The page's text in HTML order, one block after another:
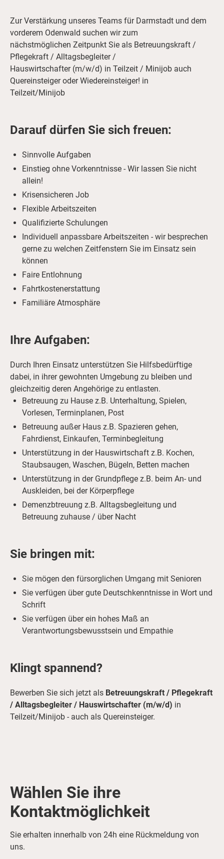
Zur Verstärkung unseres Teams für Darmstadt und dem
vorderem Odenwald suchen wir zum
nächstmöglichen Zeitpunkt Sie als Betreuungskraft /
Pflegekraft / Alltagsbegleiter /
Hauswirtschafter (m/w/d) in Teilzeit / Minijob auch
Quereinsteiger oder Wiedereinsteiger! in
Teilzeit/Minijob
Darauf dürfen Sie sich freuen:
Sinnvolle Aufgaben
Einstieg ohne Vorkenntnisse - Wir lassen Sie nicht
allein!
Krisensicheren Job
Flexible Arbeitszeiten
Qualifizierte Schulungen
Individuell anpassbare Arbeitszeiten - wir besprechen
gerne zu welchen Zeitfenstern Sie im Einsatz sein
können
Faire Entlohnung
Fahrtkostenerstattung
Familiäre Atmosphäre
Ihre Aufgaben:
Durch Ihren Einsatz unterstützen Sie Hilfsbedürftige
dabei, in ihrer gewohnten Umgebung zu bleiben und
gleichzeitig deren Angehörige zu entlasten.
Betreuung zu Hause z.B. Unterhaltung, Spielen,
Vorlesen, Terminplanen, Post
Betreuung außer Haus z.B. Spazieren gehen,
Fahrdienst, Einkaufen, Terminbegleitung
Unterstützung in der Hauswirtschaft z.B. Kochen,
Staubsaugen, Waschen, Bügeln, Betten machen
Unterstützung in der Grundpflege z.B. beim An- und
Auskleiden, bei der Körperpflege
Demenzbtreuung z.B. Alltagsbegleitung und
Betreuung zuhause / über Nacht
Sie bringen mit:
Sie mögen den fürsorglichen Umgang mit Senioren
Sie verfügen über gute Deutschkenntnisse in Wort und
Schrift
Sie verfügen über ein hohes Maß an
Verantwortungsbewusstsein und Empathie
Klingt spannend?
Bewerben Sie sich jetzt als Betreuungskraft / Pflegekraft
/ Alltagsbegleiter / Hauswirtschafter (m/w/d) in
Teilzeit/Minijob - auch als Quereinsteiger.
Wählen Sie ihre
Kontaktmöglichkeit
Sie erhalten innerhalb von 24h eine Rückmeldung von
uns.